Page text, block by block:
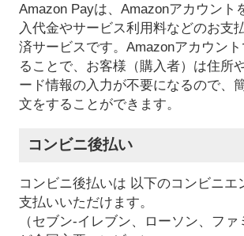
Amazon Payは、Amazonアカウント
入代金やサービス利用料などのお支
済サービスです。Amazonアカウン
ることで、お客様（購入者）は住所
ード情報の入力が不要になるので、
文をすることができます。
コンビニ後払い
コンビニ後払いは 以下のコンビニエ
支払いいただけます。
（セブン-イレブン、ローソン、フ